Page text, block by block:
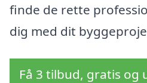
finde de rette
dig med dit
Få 3 tilbud, gratis og